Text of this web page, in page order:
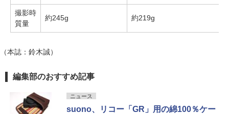
撮影時
質量
約245g 約219g
（本誌：鈴木誠）
編集部のおすすめ記事
ニュース
suono、リコー「GR」用の綿100％ケー